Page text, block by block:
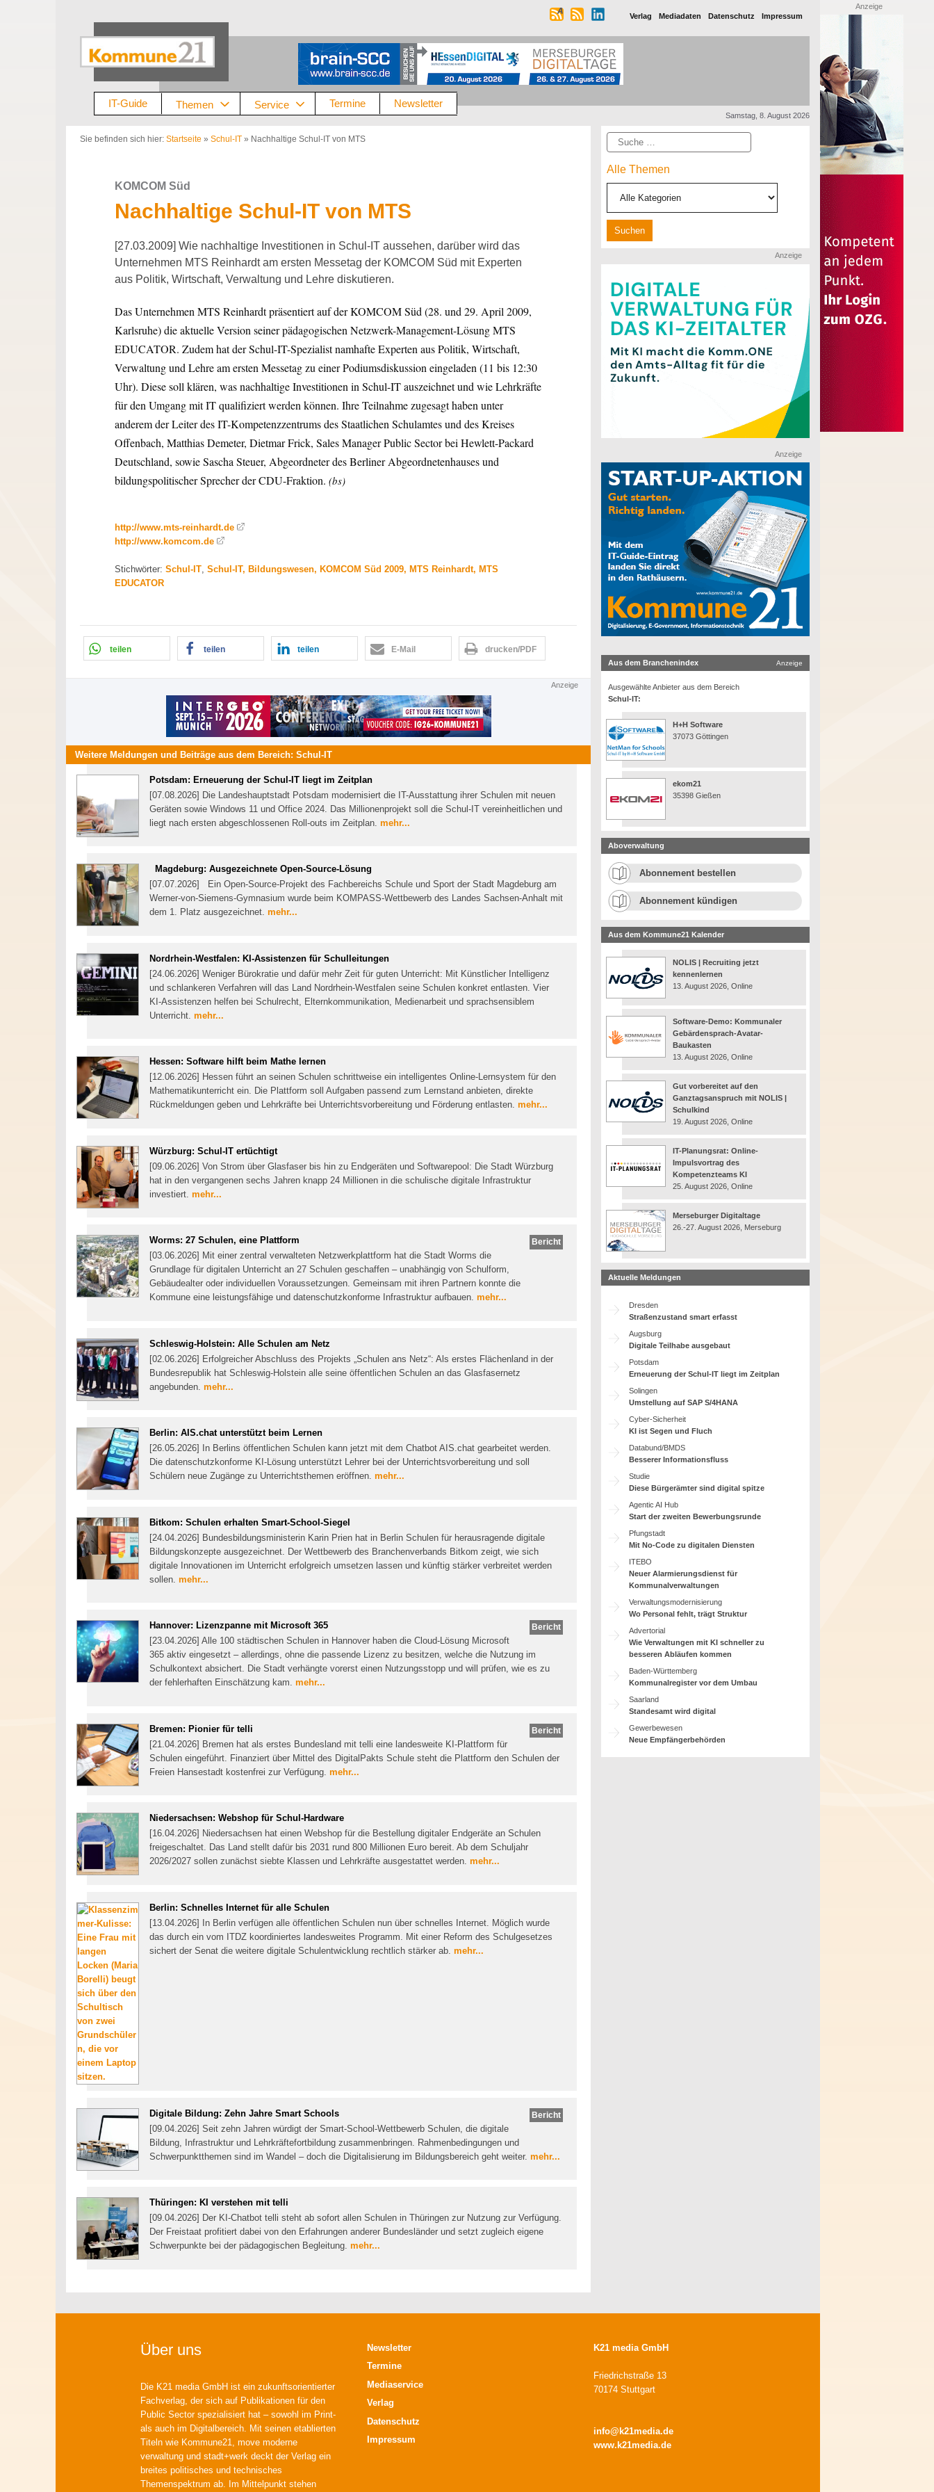
Verlag Mediadaten Datenschutz Impressum
IT-Guide Themen Service Termine Newsletter
Samstag, 8. August 2026
Sie befinden sich hier: Startseite » Schul-IT » Nachhaltige Schul-IT von MTS
KOMCOM Süd
Nachhaltige Schul-IT von MTS
[27.03.2009] Wie nachhaltige Investitionen in Schul-IT aussehen, darüber wird das
Unternehmen MTS Reinhardt am ersten Messetag der KOMCOM Süd mit Experten
aus Politik, Wirtschaft, Verwaltung und Lehre diskutieren.
Das Unternehmen MTS Reinhardt präsentiert auf der KOMCOM Süd (28. und 29. April 2009,
Karlsruhe) die aktuelle Version seiner pädagogischen Netzwerk-Management-Lösung MTS
EDUCATOR. Zudem hat der Schul-IT-Spezialist namhafte Experten aus Politik, Wirtschaft,
Verwaltung und Lehre am ersten Messetag zu einer Podiumsdiskussion eingeladen (11 bis 12:30
Uhr). Diese soll klären, was nachhaltige Investitionen in Schul-IT auszeichnet und wie Lehrkräfte
für den Umgang mit IT qualifiziert werden können. Ihre Teilnahme zugesagt haben unter
anderem der Leiter des IT-Kompetenzzentrums des Staatlichen Schulamtes und des Kreises
Offenbach, Matthias Demeter, Dietmar Frick, Sales Manager Public Sector bei Hewlett-Packard
Deutschland, sowie Sascha Steuer, Abgeordneter des Berliner Abgeordnetenhauses und
bildungspolitischer Sprecher der CDU-Fraktion. (bs)
http://www.mts-reinhardt.de
http://www.komcom.de
Stichwörter: Schul-IT, Schul-IT, Bildungswesen, KOMCOM Süd 2009, MTS Reinhardt, MTS
EDUCATOR
teilen teilen teilen E-Mail drucken/PDF
Anzeige
Weitere Meldungen und Beiträge aus dem Bereich: Schul-IT
Potsdam: Erneuerung der Schul-IT liegt im Zeitplan
[07.08.2026] Die Landeshauptstadt Potsdam modernisiert die IT-Ausstattung ihrer Schulen mit neuen
Geräten sowie Windows 11 und Office 2024. Das Millionenprojekt soll die Schul-IT vereinheitlichen und
liegt nach ersten abgeschlossenen Roll-outs im Zeitplan. mehr...
Magdeburg: Ausgezeichnete Open-Source-Lösung
[07.07.2026] Ein Open-Source-Projekt des Fachbereichs Schule und Sport der Stadt Magdeburg am
Werner-von-Siemens-Gymnasium wurde beim KOMPASS-Wettbewerb des Landes Sachsen-Anhalt mit
dem 1. Platz ausgezeichnet. mehr...
Nordrhein-Westfalen: KI-Assistenzen für Schulleitungen
[24.06.2026] Weniger Bürokratie und dafür mehr Zeit für guten Unterricht: Mit Künstlicher Intelligenz
und schlankeren Verfahren will das Land Nordrhein-Westfalen seine Schulen konkret entlasten. Vier
KI-Assistenzen helfen bei Schulrecht, Elternkommunikation, Medienarbeit und sprachsensiblem
Unterricht. mehr...
Hessen: Software hilft beim Mathe lernen
[12.06.2026] Hessen führt an seinen Schulen schrittweise ein intelligentes Online-Lernsystem für den
Mathematikunterricht ein. Die Plattform soll Aufgaben passend zum Lernstand anbieten, direkte
Rückmeldungen geben und Lehrkräfte bei Unterrichtsvorbereitung und Förderung entlasten. mehr...
Würzburg: Schul-IT ertüchtigt
[09.06.2026] Von Strom über Glasfaser bis hin zu Endgeräten und Softwarepool: Die Stadt Würzburg
hat in den vergangenen sechs Jahren knapp 24 Millionen in die schulische digitale Infrastruktur
investiert. mehr...
Bericht
Worms: 27 Schulen, eine Plattform
[03.06.2026] Mit einer zentral verwalteten Netzwerkplattform hat die Stadt Worms die
Grundlage für digitalen Unterricht an 27 Schulen geschaffen – unabhängig von Schulform,
Gebäudealter oder individuellen Voraussetzungen. Gemeinsam mit ihren Partnern konnte die
Kommune eine leistungsfähige und datenschutzkonforme Infrastruktur aufbauen. mehr...
Schleswig-Holstein: Alle Schulen am Netz
[02.06.2026] Erfolgreicher Abschluss des Projekts „Schulen ans Netz“: Als erstes Flächenland in der
Bundesrepublik hat Schleswig-Holstein alle seine öffentlichen Schulen an das Glasfasernetz
angebunden. mehr...
Berlin: AIS.chat unterstützt beim Lernen
[26.05.2026] In Berlins öffentlichen Schulen kann jetzt mit dem Chatbot AIS.chat gearbeitet werden.
Die datenschutzkonforme KI-Lösung unterstützt Lehrer bei der Unterrichtsvorbereitung und soll
Schülern neue Zugänge zu Unterrichtsthemen eröffnen. mehr...
Bitkom: Schulen erhalten Smart-School-Siegel
[24.04.2026] Bundesbildungsministerin Karin Prien hat in Berlin Schulen für herausragende digitale
Bildungskonzepte ausgezeichnet. Der Wettbewerb des Branchenverbands Bitkom zeigt, wie sich
digitale Innovationen im Unterricht erfolgreich umsetzen lassen und künftig stärker verbreitet werden
sollen. mehr...
Bericht
Hannover: Lizenzpanne mit Microsoft 365
[23.04.2026] Alle 100 städtischen Schulen in Hannover haben die Cloud-Lösung Microsoft
365 aktiv eingesetzt – allerdings, ohne die passende Lizenz zu besitzen, welche die Nutzung im
Schulkontext absichert. Die Stadt verhängte vorerst einen Nutzungsstopp und will prüfen, wie es zu
der fehlerhaften Einschätzung kam. mehr...
Bericht
Bremen: Pionier für telli
[21.04.2026] Bremen hat als erstes Bundesland mit telli eine landesweite KI-Plattform für
Schulen eingeführt. Finanziert über Mittel des DigitalPakts Schule steht die Plattform den Schulen der
Freien Hansestadt kostenfrei zur Verfügung. mehr...
Niedersachsen: Webshop für Schul-Hardware
[16.04.2026] Niedersachsen hat einen Webshop für die Bestellung digitaler Endgeräte an Schulen
freigeschaltet. Das Land stellt dafür bis 2031 rund 800 Millionen Euro bereit. Ab dem Schuljahr
2026/2027 sollen zunächst siebte Klassen und Lehrkräfte ausgestattet werden. mehr...
Berlin: Schnelles Internet für alle Schulen
[13.04.2026] In Berlin verfügen alle öffentlichen Schulen nun über schnelles Internet. Möglich wurde
das durch ein vom ITDZ koordiniertes landesweites Programm. Mit einer Reform des Schulgesetzes
sichert der Senat die weitere digitale Schulentwicklung rechtlich stärker ab. mehr...
Bericht
Digitale Bildung: Zehn Jahre Smart Schools
[09.04.2026] Seit zehn Jahren würdigt der Smart-School-Wettbewerb Schulen, die digitale
Bildung, Infrastruktur und Lehrkräftefortbildung zusammenbringen. Rahmenbedingungen und
Schwerpunktthemen sind im Wandel – doch die Digitalisierung im Bildungsbereich geht weiter. mehr...
Thüringen: KI verstehen mit telli
[09.04.2026] Der KI-Chatbot telli steht ab sofort allen Schulen in Thüringen zur Nutzung zur Verfügung.
Der Freistaat profitiert dabei von den Erfahrungen anderer Bundesländer und setzt zugleich eigene
Schwerpunkte bei der pädagogischen Begleitung. mehr...
Suche
Alle Themen
Anzeige
Anzeige
Aus dem Branchenindex Anzeige
Ausgewählte Anbieter aus dem Bereich
Schul-IT:
H+H Software
37073 Göttingen
ekom21
35398 Gießen
Aboverwaltung
Abonnement bestellen
Abonnement kündigen
Aus dem Kommune21 Kalender
NOLIS | Recruiting jetzt
kennenlernen
13. August 2026, Online
Software-Demo: Kommunaler
Gebärdensprach-Avatar-
Baukasten
13. August 2026, Online
Gut vorbereitet auf den
Ganztagsanspruch mit NOLIS |
Schulkind
19. August 2026, Online
IT-Planungsrat: Online-
Impulsvortrag des
Kompetenzteams KI
25. August 2026, Online
Merseburger Digitaltage
26.-27. August 2026, Merseburg
Aktuelle Meldungen
Dresden
Straßenzustand smart erfasst
Augsburg
Digitale Teilhabe ausgebaut
Potsdam
Erneuerung der Schul-IT liegt im Zeitplan
Solingen
Umstellung auf SAP S/4HANA
Cyber-Sicherheit
KI ist Segen und Fluch
Databund/BMDS
Besserer Informationsfluss
Studie
Diese Bürgerämter sind digital spitze
Agentic AI Hub
Start der zweiten Bewerbungsrunde
Pfungstadt
Mit No-Code zu digitalen Diensten
ITEBO
Neuer Alarmierungsdienst für
Kommunalverwaltungen
Verwaltungsmodernisierung
Wo Personal fehlt, trägt Struktur
Advertorial
Wie Verwaltungen mit KI schneller zu
besseren Abläufen kommen
Baden-Württemberg
Kommunalregister vor dem Umbau
Saarland
Standesamt wird digital
Gewerbewesen
Neue Empfängerbehörden
Anzeige
Über uns
Die K21 media GmbH ist ein zukunftsorientierter
Fachverlag, der sich auf Publikationen für den
Public Sector spezialisiert hat – sowohl im Print-
als auch im Digitalbereich. Mit seinen etablierten
Titeln wie Kommune21, move moderne
verwaltung und stadt+werk deckt der Verlag ein
breites politisches und technisches
Themenspektrum ab. Im Mittelpunkt stehen
Newsletter
Termine
Mediaservice
Verlag
Datenschutz
Impressum
K21 media GmbH
Friedrichstraße 13
70174 Stuttgart
info@k21media.de
www.k21media.de